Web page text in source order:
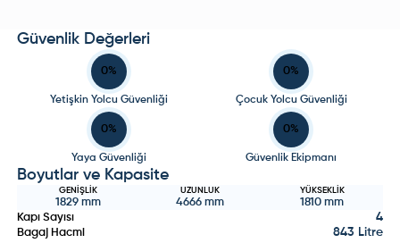
Güvenlik Değerleri
0%
Yetişkin Yolcu Güvenliği
0%
Çocuk Yolcu Güvenliği
0%
Yaya Güvenliği
0%
Güvenlik Ekipmanı
Boyutlar ve Kapasite
GENIŞLIK
1829mm
UZUNLUK
4666mm
YÜKSEKLIK
1810 mm
Kapı Sayısı
4
Bagaj Hacmi 843 Litre